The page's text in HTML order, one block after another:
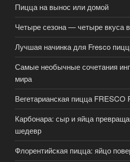
Пицца на вынос или домой
Четыре сезона — четыре вкуса
Лучшая начинка для Fresco
Самые необычные сочетания
мира
Вегетарианская пицца FRESCO
Карбонара: сыр и яйца
шедевр
Флорентийская пицца: яйцо